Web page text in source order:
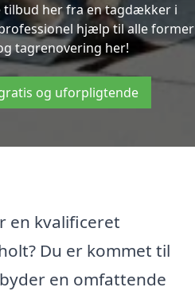
her fra en tagdækker i
hjælp til alle former
tagrenovering her!
og uforpligtende
en kvalificeret
Du er kommet til
en omfattende